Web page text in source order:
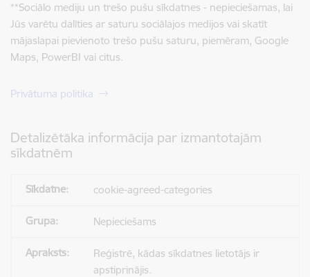
**Sociālo mediju un trešo pušu sīkdatnes - nepieciešamas, lai
Jūs varētu dalīties ar saturu sociālajos medijos vai skatīt
mājaslapai pievienoto trešo pušu saturu, piemēram, Google
Maps, PowerBI vai citus.
Privātuma politika
Detalizētāka informācija par izmantotajām
sīkdatnēm
cookie-agreed-categories
Nepieciešams
Reģistrē, kādas sīkdatnes lietotājs ir
apstiprinājis.